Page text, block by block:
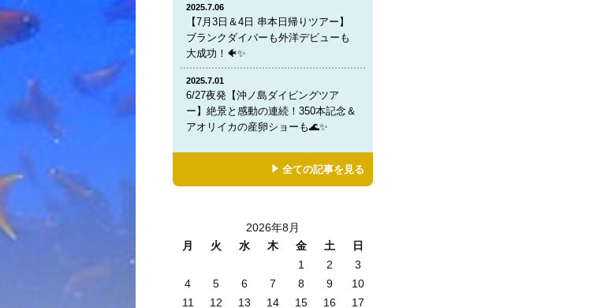
2025.7.06
【7月3日＆4日 串本日帰りツアー】
ブランクダイバーも外洋デビューも
大成功！🐠✨
2025.7.01
6/27夜発【沖ノ島ダイビングツア
ー】絶景と感動の連続！350本記念＆
アオリイカの産卵ショーも🌊✨
全ての記事を見る
2026年8月
月
火 水 木 金 土
日
1
2
3
4
5 6 7 8 9
10
11
12 13 14 15 16
17